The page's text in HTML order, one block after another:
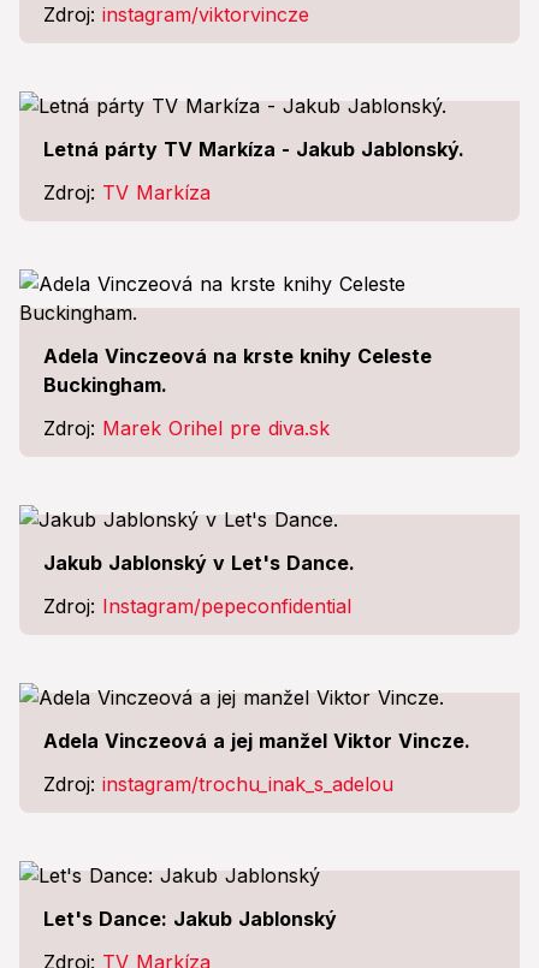
Zdroj: instagram/viktorvincze
Letná párty TV Markíza - Jakub Jablonský.
Zdroj: TV Markíza
Adela Vinczeová na krste knihy Celeste
Buckingham.
Zdroj: Marek Orihel pre diva.sk
Jakub Jablonský v Let's Dance.
Zdroj: Instagram/pepeconfidential
Adela Vinczeová a jej manžel Viktor Vincze.
Zdroj: instagram/trochu_inak_s_adelou
Let's Dance: Jakub Jablonský
Zdroj: TV Markíza